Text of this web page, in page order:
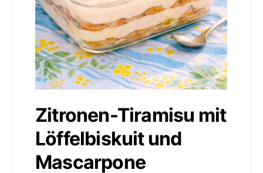
Zitronen-Tiramisu mit
Löffelbiskuit und
Mascarpone